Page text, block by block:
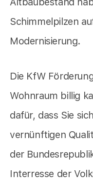
Schimmelpilzen
Modernisierung.
Die KfW
Wohnraum billig
dafür, dass Sie
vernünftigen
der
Interresse der